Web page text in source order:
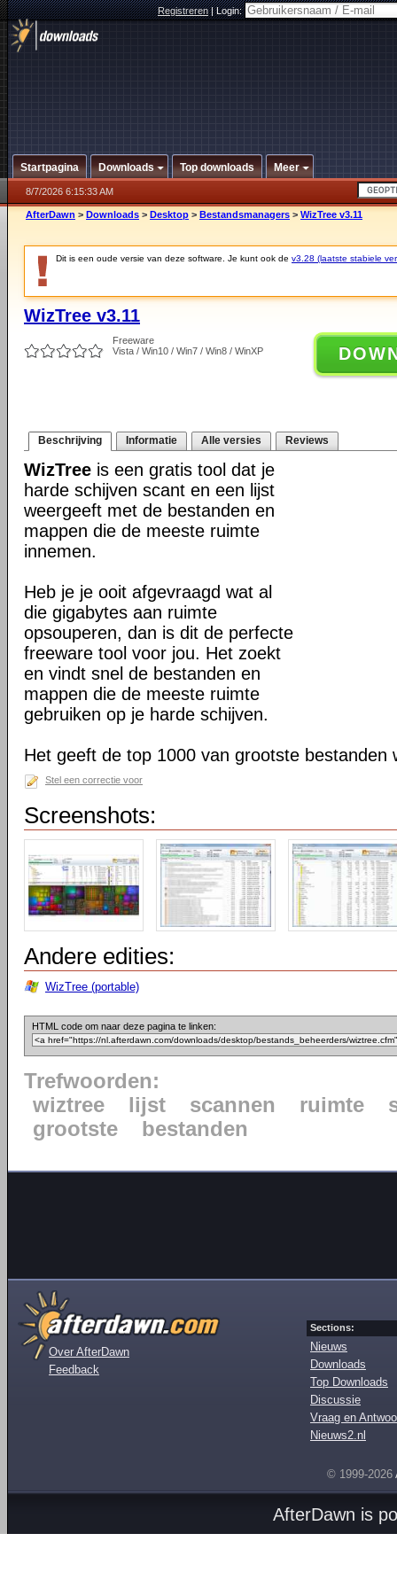
Registreren|Login:
Startpagina Downloads Top downloads Meer
8/7/2026 6:15:33 AM
AfterDawn > Downloads > Desktop > Bestandsmanagers > WizTree v3.11
Dit is een oude versie van deze software. Je kunt ook de v3.28 (laatste stabiele
WizTree v3.11
Freeware
Vista / Win10 / Win7 / Win8 / WinXP
Beschrijving Informatie Alle versies Reviews
WizTree is een gratis tool dat je
harde schijven scant en een lijst
weergeeft met de bestanden en
mappen die de meeste ruimte
innemen.
Heb je je ooit afgevraagd wat al
die gigabytes aan ruimte
opsouperen, dan is dit de perfecte
freeware tool voor jou. Het zoekt
en vindt snel de bestanden en
mappen die de meeste ruimte
gebruiken op je harde schijven.
Het geeft de top 1000 van grootste bestanden
Stel een correctie voor
Screenshots:
Andere edities:
WizTree (portable)
HTML code om naar deze pagina te linken:
Trefwoorden:
wiztree
lijst scannen ruimte
grootste
bestanden
Over AfterDawn
Feedback
Sections:
Nieuws
Downloads
Top Downloads
Discussie
Vraag en
Nieuws2.nl
© 1999-2026
AfterDawn is